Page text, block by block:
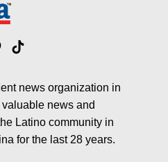
Tik
news organization in
news and
Latino community in
for the last 28 years.